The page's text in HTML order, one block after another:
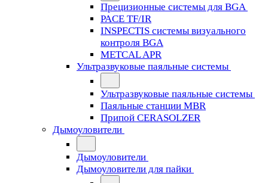
Прецизионные системы для BGA
PACE TF/IR
INSPECTIS системы визуального
контроля BGA
METCAL APR
Ультразвуковые паяльные системы
Ультразвуковые паяльные системы
Паяльные станции MBR
Припой CERASOLZER
Дымоуловители
Дымоуловители
Дымоуловители для пайки